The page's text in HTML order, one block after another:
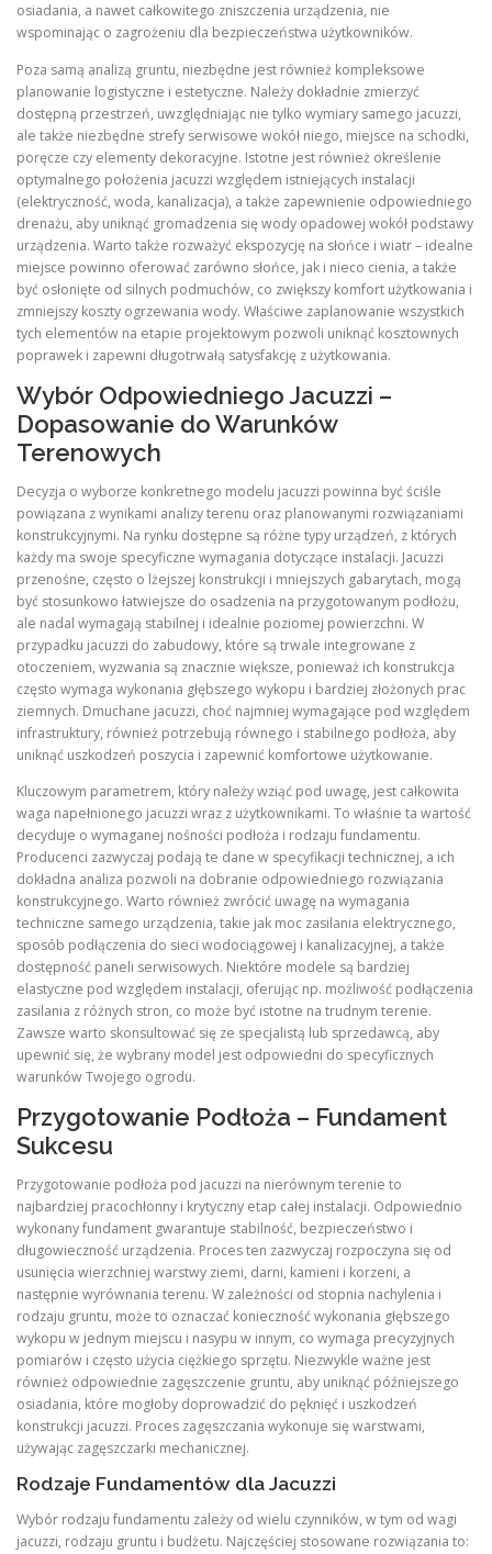
osiadania, a nawet całkowitego zniszczenia urządzenia, nie
wspominając o zagrożeniu dla bezpieczeństwa użytkowników.
Poza samą analizą gruntu, niezbędne jest również kompleksowe
planowanie logistyczne i estetyczne. Należy dokładnie zmierzyć
dostępną przestrzeń, uwzględniając nie tylko wymiary samego jacuzzi,
ale także niezbędne strefy serwisowe wokół niego, miejsce na schodki,
poręcze czy elementy dekoracyjne. Istotne jest również określenie
optymalnego położenia jacuzzi względem istniejących instalacji
(elektryczność, woda, kanalizacja), a także zapewnienie odpowiedniego
drenażu, aby uniknąć gromadzenia się wody opadowej wokół podstawy
urządzenia. Warto także rozważyć ekspozycję na słońce i wiatr – idealne
miejsce powinno oferować zarówno słońce, jak i nieco cienia, a także
być osłonięte od silnych podmuchów, co zwiększy komfort użytkowania i
zmniejszy koszty ogrzewania wody. Właściwe zaplanowanie wszystkich
tych elementów na etapie projektowym pozwoli uniknąć kosztownych
poprawek i zapewni długotrwałą satysfakcję z użytkowania.
Wybór Odpowiedniego Jacuzzi –
Dopasowanie do Warunków
Terenowych
Decyzja o wyborze konkretnego modelu jacuzzi powinna być ściśle
powiązana z wynikami analizy terenu oraz planowanymi rozwiązaniami
konstrukcyjnymi. Na rynku dostępne są różne typy urządzeń, z których
każdy ma swoje specyficzne wymagania dotyczące instalacji. Jacuzzi
przenośne, często o lżejszej konstrukcji i mniejszych gabarytach, mogą
być stosunkowo łatwiejsze do osadzenia na przygotowanym podłożu,
ale nadal wymagają stabilnej i idealnie poziomej powierzchni. W
przypadku jacuzzi do zabudowy, które są trwale integrowane z
otoczeniem, wyzwania są znacznie większe, ponieważ ich konstrukcja
często wymaga wykonania głębszego wykopu i bardziej złożonych prac
ziemnych. Dmuchane jacuzzi, choć najmniej wymagające pod względem
infrastruktury, również potrzebują równego i stabilnego podłoża, aby
uniknąć uszkodzeń poszycia i zapewnić komfortowe użytkowanie.
Kluczowym parametrem, który należy wziąć pod uwagę, jest całkowita
waga napełnionego jacuzzi wraz z użytkownikami. To właśnie ta wartość
decyduje o wymaganej nośności podłoża i rodzaju fundamentu.
Producenci zazwyczaj podają te dane w specyfikacji technicznej, a ich
dokładna analiza pozwoli na dobranie odpowiedniego rozwiązania
konstrukcyjnego. Warto również zwrócić uwagę na wymagania
techniczne samego urządzenia, takie jak moc zasilania elektrycznego,
sposób podłączenia do sieci wodociągowej i kanalizacyjnej, a także
dostępność paneli serwisowych. Niektóre modele są bardziej
elastyczne pod względem instalacji, oferując np. możliwość podłączenia
zasilania z różnych stron, co może być istotne na trudnym terenie.
Zawsze warto skonsultować się ze specjalistą lub sprzedawcą, aby
upewnić się, że wybrany model jest odpowiedni do specyficznych
warunków Twojego ogrodu.
Przygotowanie Podłoża – Fundament
Sukcesu
Przygotowanie podłoża pod jacuzzi na nierównym terenie to
najbardziej pracochłonny i krytyczny etap całej instalacji. Odpowiednio
wykonany fundament gwarantuje stabilność, bezpieczeństwo i
długowieczność urządzenia. Proces ten zazwyczaj rozpoczyna się od
usunięcia wierzchniej warstwy ziemi, darni, kamieni i korzeni, a
następnie wyrównania terenu. W zależności od stopnia nachylenia i
rodzaju gruntu, może to oznaczać konieczność wykonania głębszego
wykopu w jednym miejscu i nasypu w innym, co wymaga precyzyjnych
pomiarów i często użycia ciężkiego sprzętu. Niezwykle ważne jest
również odpowiednie zagęszczenie gruntu, aby uniknąć późniejszego
osiadania, które mogłoby doprowadzić do pęknięć i uszkodzeń
konstrukcji jacuzzi. Proces zagęszczania wykonuje się warstwami,
używając zagęszczarki mechanicznej.
Rodzaje Fundamentów dla Jacuzzi
Wybór rodzaju fundamentu zależy od wielu czynników, w tym od wagi
jacuzzi, rodzaju gruntu i budżetu. Najczęściej stosowane rozwiązania to: